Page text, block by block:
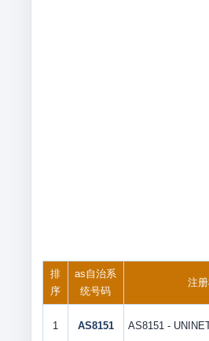
排
序
as自治系
统号码
注
1 AS8151 AS8151 -